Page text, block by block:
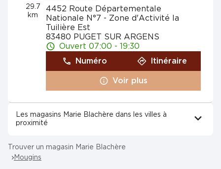
29.7
km
4452 Route Départementale
Nationale N°7 - Zone d'Activité la
Tuilière Est
83480 PUGET SUR ARGENS
Ouvert 07:00 - 19:30
Numéro
Itinéraire
Voir plus
Les magasins Marie Blachère dans les villes à
proximité
Trouver un magasin Marie Blachère
Mougins